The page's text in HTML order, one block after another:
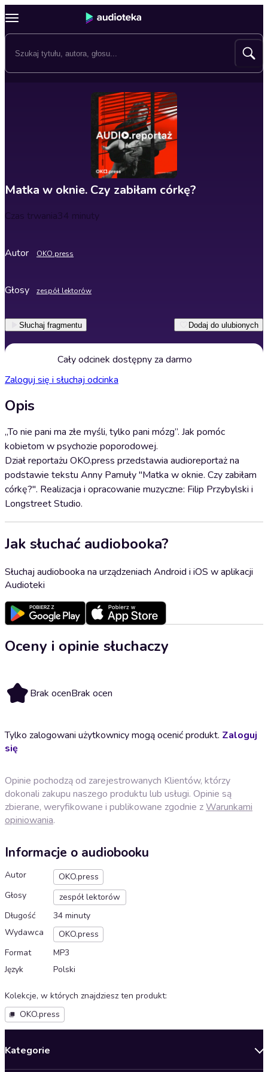
Matka w oknie. Czy zabiłam córkę?
Czas trwania34 minuty
Autor OKO.press
Głosy zespół lektorów
Słuchaj fragmentu Dodaj do ulubionych
Cały odcinek dostępny za darmo
Zaloguj się i słuchaj odcinka
Opis
„To nie pani ma złe myśli, tylko pani mózg”. Jak pomóc
kobietom w psychozie poporodowej.
Dział reportażu OKO.press przedstawia audioreportaż na
podstawie tekstu Anny Pamuły "Matka w oknie. Czy zabiłam
córkę?". Realizacja i opracowanie muzyczne: Filip Przybylski i
Longstreet Studio.
Jak słuchać audiobooka?
Słuchaj audiobooka na urządzeniach Android i iOS w aplikacji
Audioteki
Oceny i opinie słuchaczy
Brak ocenBrak ocen
Tylko zalogowani użytkownicy mogą ocenić produkt. Zaloguj
się
Opinie pochodzą od zarejestrowanych Klientów, którzy
dokonali zakupu naszego produktu lub usługi. Opinie są
zbierane, weryfikowane i publikowane zgodnie zWarunkami
opiniowania.
Informacje o audiobooku
Autor
OKO.press
Głosy
zespół lektorów
Długość
34 minuty
Wydawca
OKO.press
Format
MP3
Język
Polski
Kolekcje, w których znajdziesz ten produkt:
OKO.press
Kategorie